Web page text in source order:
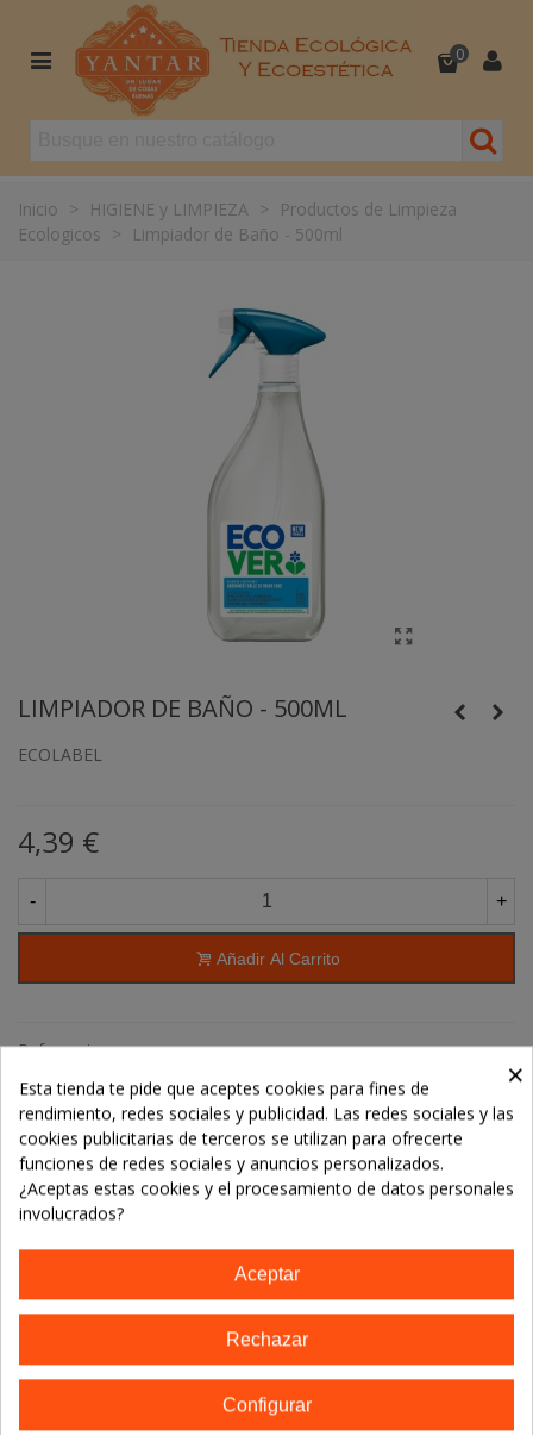
0
Inicio > HIGIENE y LIMPIEZA >
Productos de Limpieza
Ecologicos > Limpiador de Baño - 500ml
LIMPIADOR DE BAÑO - 500ML
ECOLABEL
4,39 €
- +
Añadir Al Carrito
Referencia:
Marca: ECOVER
TE GUSTARÁN
No hay artículos
Descripción
Detalles del producto
×
Esta tienda te pide que aceptes cookies para fines de
rendimiento, redes sociales y publicidad. Las redes sociales y las
cookies publicitarias de terceros se utilizan para ofrecerte
funciones de redes sociales y anuncios personalizados.
¿Aceptas estas cookies y el procesamiento de datos personales
involucrados?
Aceptar
Rechazar
Configurar